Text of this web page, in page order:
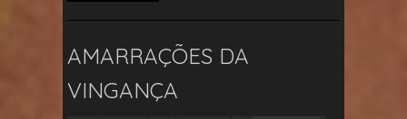
AMARRAÇÕES DA
VINGANÇA